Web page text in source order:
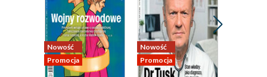
Nowość
Promocja
Nowość
Promocja